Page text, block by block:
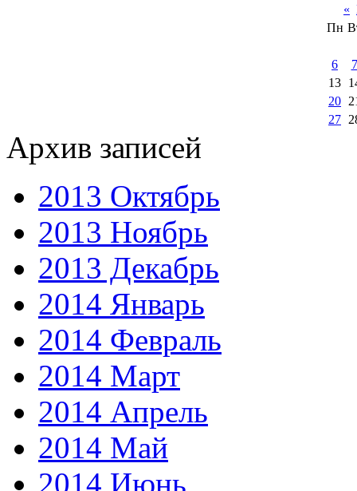
«
Пн
6
7
13
20
27
Архив записей
2013 Октябрь
2013 Ноябрь
2013 Декабрь
2014 Январь
2014 Февраль
2014 Март
2014 Апрель
2014 Май
2014 Июнь